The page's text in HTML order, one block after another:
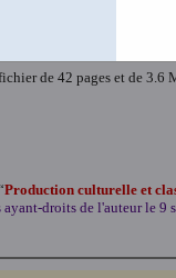
de 42 pages et de 3.6
Production culturelle et
droits de l'auteur le 9